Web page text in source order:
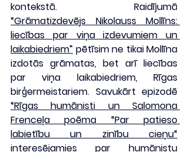
“Grāmatizdevējs Nikolauss Mollīns:
liecības par viņa izdevumiem un
laikabiedriem” pētīsim ne tikai Mollīna
izdotās grāmatas, bet arī liecības
par viņa laikabiedriem, Rīgas
“Rīgas humānisti un Salomona
Frenceļa poēma “Par patieso
labietību un zinību cieņu“
interesējamies par humānistu